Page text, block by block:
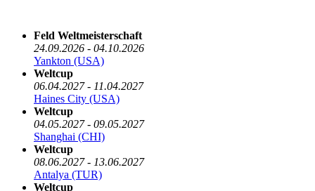
Feld Weltmeisterschaft
24.09.2026 - 04.10.2026
Yankton (USA)
Weltcup
06.04.2027 - 11.04.2027
Haines City (USA)
Weltcup
04.05.2027 - 09.05.2027
Shanghai (CHI)
Weltcup
08.06.2027 - 13.06.2027
Antalya (TUR)
Weltcup